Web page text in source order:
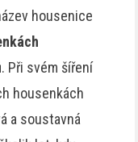
housenice
. Při svém šíření
housenkách
a soustavná